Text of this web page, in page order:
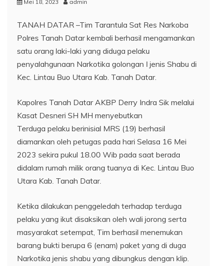
Mei 18, 2023 admin
TANAH DATAR –Tim Tarantula Sat Res Narkoba
Polres Tanah Datar kembali berhasil mengamankan
satu orang laki-laki yang diduga pelaku
penyalahgunaan Narkotika golongan I jenis Shabu di
Kec. Lintau Buo Utara Kab. Tanah Datar.
Kapolres Tanah Datar AKBP Derry Indra Sik melalui
Kasat Desneri SH MH menyebutkan
Terduga pelaku berinisial MRS (19) berhasil
diamankan oleh petugas pada hari Selasa 16 Mei
2023 sekira pukul 18.00 Wib pada saat berada
didalam rumah milik orang tuanya di Kec. Lintau Buo
Utara Kab. Tanah Datar.
Ketika dilakukan penggeledah terhadap terduga
pelaku yang ikut disaksikan oleh wali jorong serta
masyarakat setempat, Tim berhasil menemukan
barang bukti berupa 6 (enam) paket yang di duga
Narkotika jenis shabu yang dibungkus dengan klip.